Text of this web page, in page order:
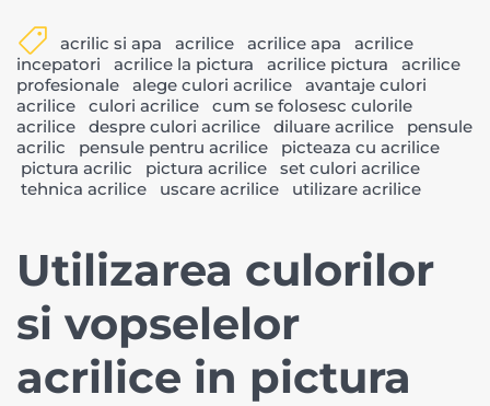
acrilic si apa acrilice acrilice apa
acrilice
incepatori
acrilice la pictura acrilice pictura
acrilice
profesionale
alege culori acrilice
avantaje culori
acrilice
culori acrilice
cum se folosesc culorile
acrilice
despre culori acrilice diluare acrilice
pensule
acrilic
pensule pentru acrilice
picteaza cu acrilice
pictura acrilic
pictura acrilice
set culori acrilice
tehnica acrilice
uscare acrilice utilizare acrilice
Utilizarea culorilor
si vopselelor
acrilice in pictura